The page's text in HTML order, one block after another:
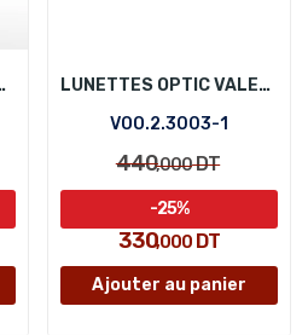
SB1151-1
LUNETTES OPTIC VALENTINO ORLANDI VOO.2.3003-1
VOO.2.3003-1
440,000DT
330,000 DT
-25%
Ajouter au panier